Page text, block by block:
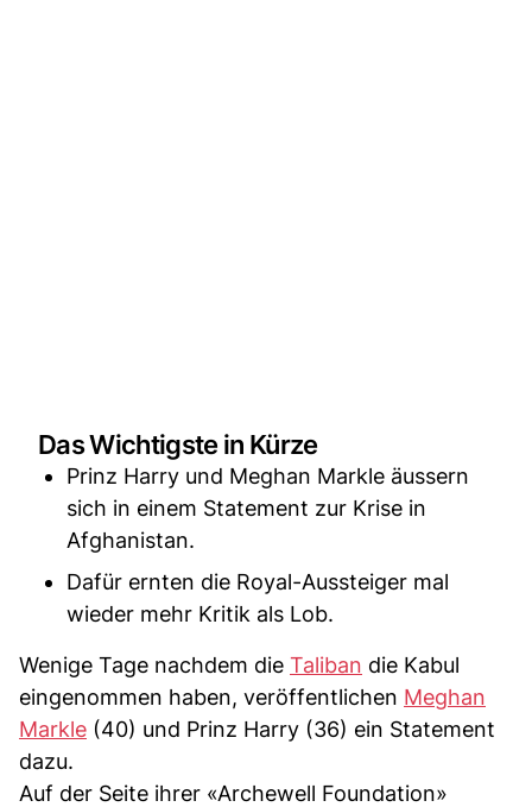
Das Wichtigste in Kürze
Prinz Harry und Meghan Markle äussern
sich in einem Statement zur Krise in
Afghanistan.
Dafür ernten die Royal-Aussteiger mal
wieder mehr Kritik als Lob.
Wenige Tage nachdem die Taliban die Kabul
eingenommen haben, veröffentlichen Meghan
Markle (40) und Prinz Harry (36) ein Statement
dazu.
Auf der Seite ihrer «Archewell Foundation»